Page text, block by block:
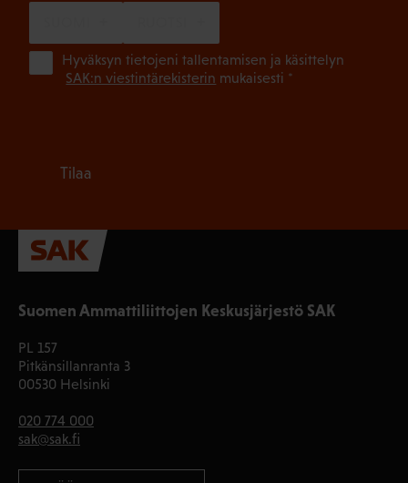
Suomen Ammattiliittojen Keskusjärjestö SAK
PL 157
Pitkänsillanranta 3
00530 Helsinki
020 774 000
sak@sak.fi
Hyväksyn tietojeni tallentamisen ja käsittelyn
SAK:n viestintärekisterin mukaisesti *
Tilaa